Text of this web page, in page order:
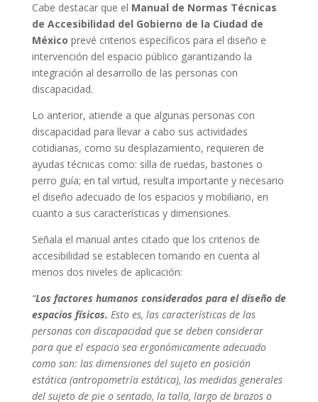
Cabe destacar que el Manual de Normas Técnicas
de Accesibilidad del Gobierno de la Ciudad de
México prevé criterios específicos para el diseño e
intervención del espacio público garantizando la
integración al desarrollo de las personas con
discapacidad.
Lo anterior, atiende a que algunas personas con
discapacidad para llevar a cabo sus actividades
cotidianas, como su desplazamiento, requieren de
ayudas técnicas como: silla de ruedas, bastones o
perro guía; en tal virtud, resulta importante y necesario
el diseño adecuado de los espacios y mobiliario, en
cuanto a sus características y dimensiones.
Señala el manual antes citado que los criterios de
accesibilidad se establecen tomando en cuenta al
menos dos niveles de aplicación:
“Los factores humanos considerados para el diseño de
espacios físicos. Esto es, las características de las
personas con discapacidad que se deben considerar
para que el espacio sea ergonómicamente adecuado
como son: las dimensiones del sujeto en posición
estática (antropometría estática), las medidas generales
del sujeto de pie o sentado, la talla, largo de brazos o